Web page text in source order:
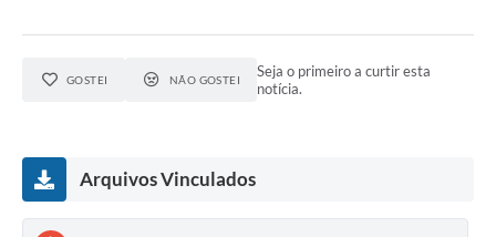
GOSTEI NÃO GOSTEI
Seja o primeiro a curtir esta
notícia.
Arquivos Vinculados